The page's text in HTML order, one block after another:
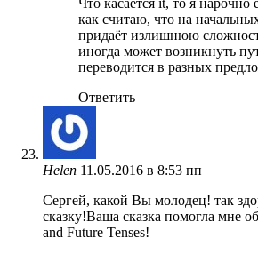
Что касается it, то я нарочно
как считаю, что на
придаёт излишнюю
иногда может возникнуть
переводится в разных
Ответить
Helen 11.05.2016 в 8:53 пп
Сергей, какой Вы молодец! так
сказку!Ваша сказка помогла мне
and Future Tenses!